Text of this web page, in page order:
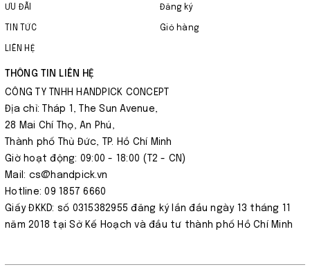
ƯU ĐÃI
TIN TỨC
LIÊN HỆ
Đăng ký
Giỏ hàng
THÔNG TIN LIÊN HỆ
CÔNG TY TNHH HANDPICK CONCEPT
Địa chỉ: Tháp 1, The Sun Avenue,
28 Mai Chí Thọ, An Phú,
Thành phố Thủ Đức, TP. Hồ Chí Minh
Giờ hoạt động: 09:00 - 18:00 (T2 - CN)
Mail: cs@handpick.vn
Hotline: 09 1857 6660
Giấy ĐKKD: số 0315382955 đăng ký lần đầu ngày 13 tháng 11
năm 2018 tại Sở Kế Hoạch và đầu tư thành phố Hồ Chí Minh